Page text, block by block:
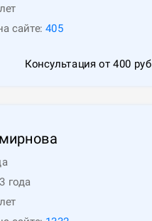
лет
сайте: 405
Консультация от400 руб
года
лет